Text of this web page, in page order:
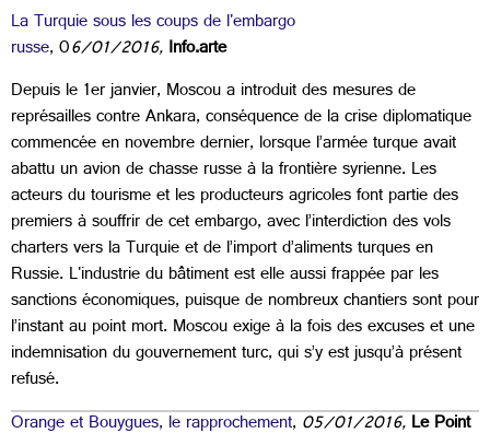
La Turquie sous les coups de l'embargo
russe, 06/01/2016,Info.arte
Depuis le 1er janvier, Moscou a introduit des mesures de
représailles contre Ankara, conséquence de la crise diplomatique
commencée en novembre dernier, lorsque l’armée turque avait
abattu un avion de chasse russe à la frontière syrienne. Les
acteurs du tourisme et les producteurs agricoles font partie des
premiers à souffrir de cet embargo, avec l’interdiction des vols
charters vers la Turquie et de l’import d’aliments turques en
Russie. L'industrie du bâtiment est elle aussi frappée par les
sanctions économiques, puisque de nombreux chantiers sont pour
l’instant au point mort. Moscou exige à la fois des excuses et une
indemnisation du gouvernement turc, qui s’y est jusqu’à présent
refusé.
Orange et Bouygues, le rapprochement,05/01/2016,Le Point